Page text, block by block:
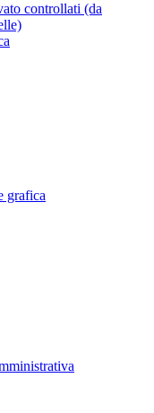
controllati (da
grafica